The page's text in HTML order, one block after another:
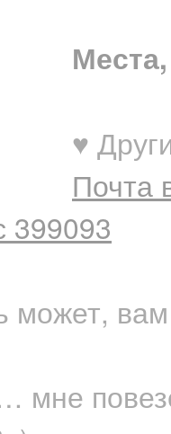
♥
Почта
399093
может,
мне